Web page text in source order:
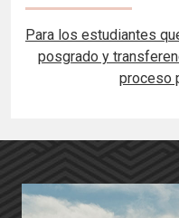
Para los estudiantes
posgrado y
proceso